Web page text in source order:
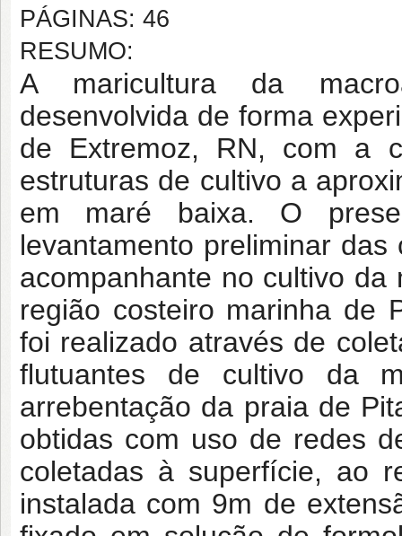
PÁGINAS: 46
RESUMO:
A maricultura da
desenvolvida de forma
de Extremoz, RN, com a
estruturas de cultivo a
em maré baixa. O
levantamento preliminar
acompanhante no cultivo
região costeiro marinha de
foi realizado através de
flutuantes de cultivo da
arrebentação da praia de
obtidas com uso de redes
coletadas à superfície, ao
instalada com 9m de